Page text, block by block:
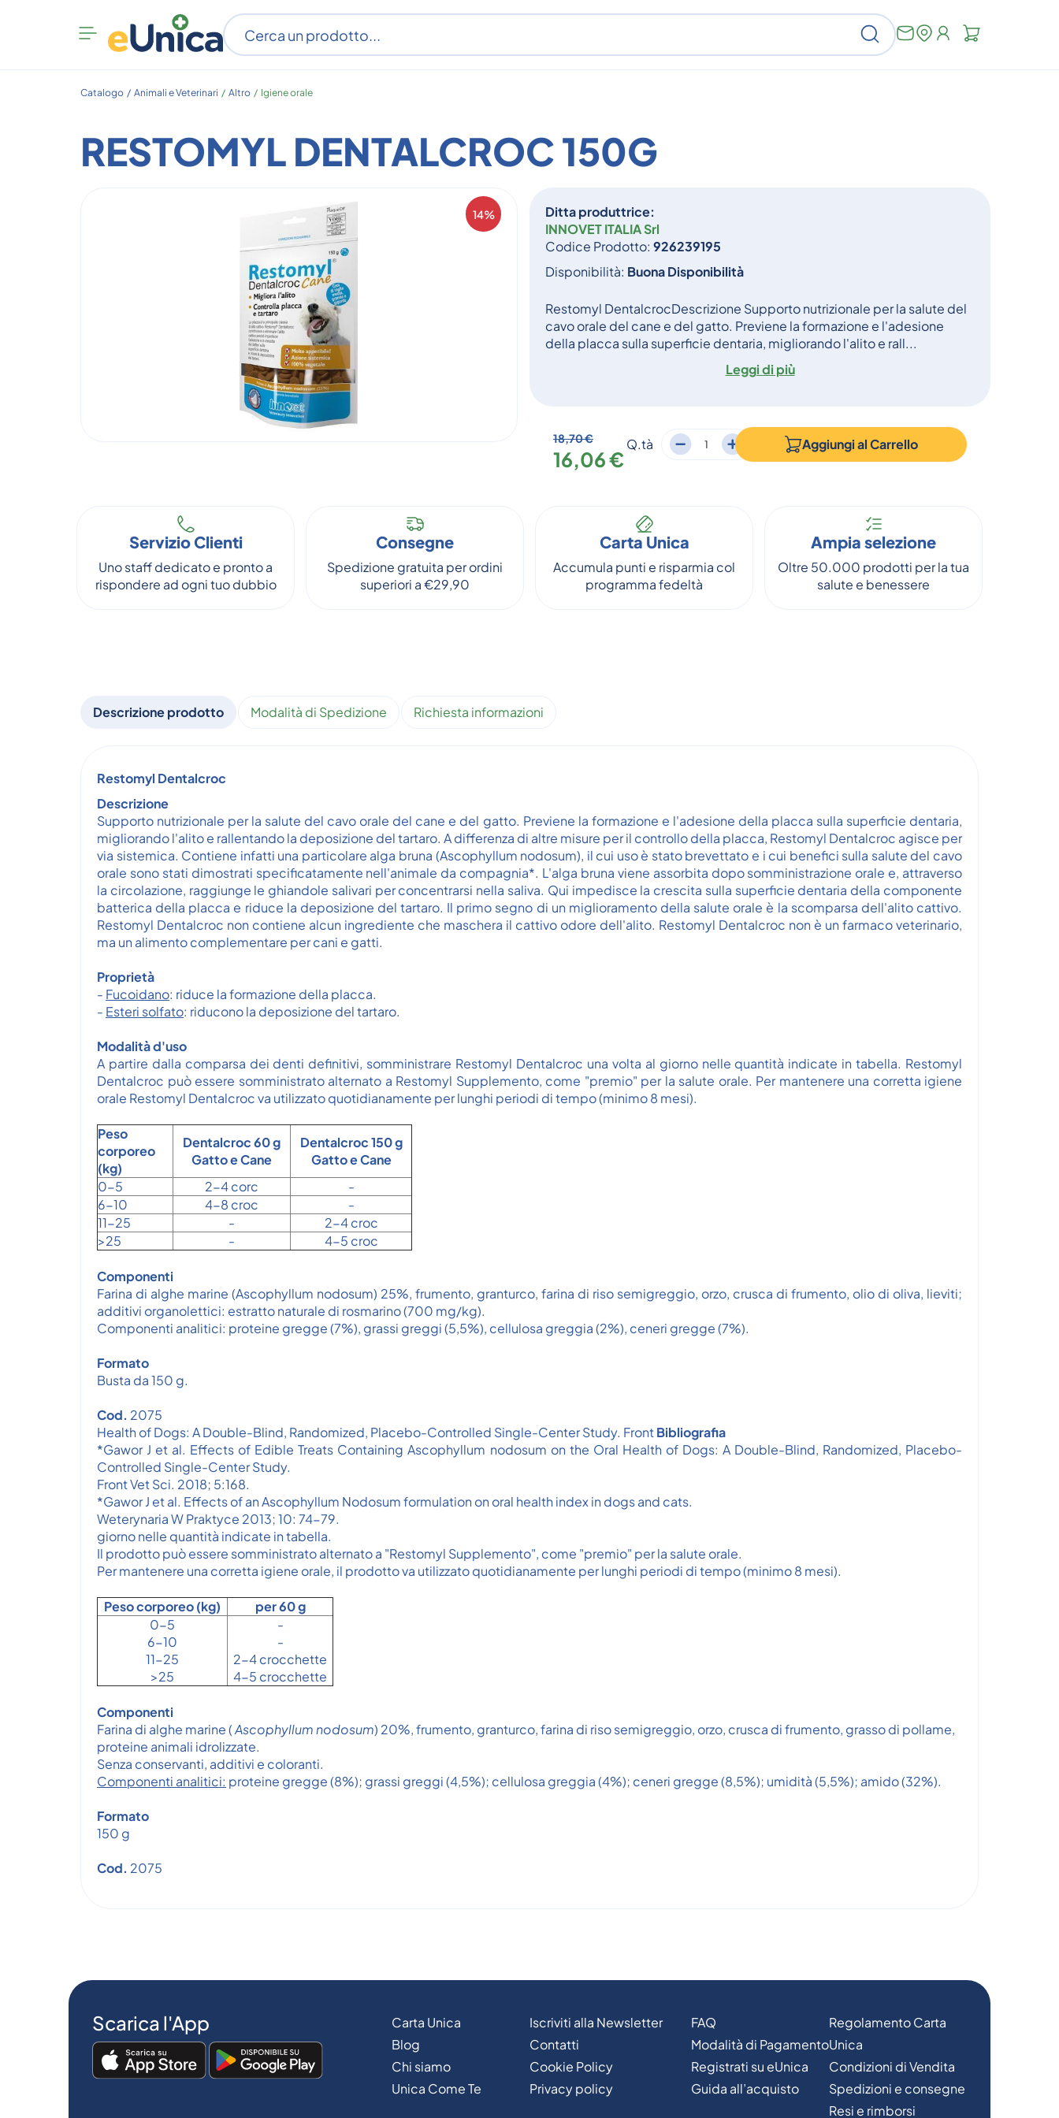
Apri
menu
Cerca
Catalogo / Animali e Veterinari / Altro / Igiene orale
RESTOMYL DENTALCROC 150G
14%
Ditta produttrice:
INNOVET ITALIA Srl
Codice Prodotto: 926239195
Disponibilità: Buona Disponibilità
Restomyl DentalcrocDescrizione Supporto nutrizionale per la salute del
cavo orale del cane e del gatto. Previene la formazione e l'adesione
della placca sulla superficie dentaria, migliorando l'alito e rall...
Leggi di più
18,70 €
16,06 €
Q.tà Aggiungi alCarrello
Servizio Clienti
Uno staff dedicato e pronto a
rispondere ad ogni tuo dubbio
Consegne
Spedizione gratuita per ordini
superiori a €29,90
Carta Unica
Accumula punti e risparmia col
programma fedeltà
Ampia selezione
Oltre 50.000 prodotti per la tua
salute e benessere
Descrizione prodotto Modalità di Spedizione Richiesta informazioni
Restomyl Dentalcroc
Descrizione
Supporto nutrizionale per la salute del cavo orale del cane e del gatto. Previene la formazione e l'adesione della placca sulla superficie dentaria,
migliorando l'alito e rallentando la deposizione del tartaro. A differenza di altre misure per il controllo della placca, Restomyl Dentalcroc agisce per
via sistemica. Contiene infatti una particolare alga bruna (Ascophyllum nodosum), il cui uso è stato brevettato e i cui benefici sulla salute del cavo
orale sono stati dimostrati specificatamente nell'animale da compagnia*. L'alga bruna viene assorbita dopo somministrazione orale e, attraverso
la circolazione, raggiunge le ghiandole salivari per concentrarsi nella saliva. Qui impedisce la crescita sulla superficie dentaria della componente
batterica della placca e riduce la deposizione del tartaro. Il primo segno di un miglioramento della salute orale è la scomparsa dell'alito cattivo.
Restomyl Dentalcroc non contiene alcun ingrediente che maschera il cattivo odore dell'alito. Restomyl Dentalcroc non è un farmaco veterinario,
ma un alimento complementare per cani e gatti.
Proprietà
- Fucoidano: riduce la formazione della placca.
- Esteri solfato: riducono la deposizione del tartaro.
Modalità d'uso
A partire dalla comparsa dei denti definitivi, somministrare Restomyl Dentalcroc una volta al giorno nelle quantità indicate in tabella. Restomyl
Dentalcroc può essere somministrato alternato a Restomyl Supplemento, come "premio" per la salute orale. Per mantenere una corretta igiene
orale Restomyl Dentalcroc va utilizzato quotidianamente per lunghi periodi di tempo (minimo 8 mesi).
Peso
corporeo
(kg)
Dentalcroc 60 g
Gatto e Cane
Dentalcroc 150 g
Gatto e Cane
0-5
2-4 corc
-
6-10
4-8 croc
-
11-25
-
2-4 croc
>25
- 4-5 croc
Componenti
Farina di alghe marine (Ascophyllum nodosum) 25%, frumento, granturco, farina di riso semigreggio, orzo, crusca di frumento, olio di oliva, lieviti;
additivi organolettici: estratto naturale di rosmarino (700 mg/kg).
Componenti analitici: proteine gregge (7%), grassi greggi (5,5%), cellulosa greggia (2%), ceneri gregge (7%).
Formato
Busta da 150 g.
Cod. 2075
Health of Dogs: A Double-Blind, Randomized, Placebo-Controlled Single-Center Study. FrontBibliografia
*Gawor J et al. Effects of Edible Treats Containing Ascophyllum nodosum on the Oral Health of Dogs: A Double-Blind, Randomized, Placebo-
Controlled Single-Center Study.
Front Vet Sci. 2018; 5:168.
*Gawor J et al. Effects of an Ascophyllum Nodosum formulation on oral health index in dogs and cats.
Weterynaria W Praktyce 2013; 10: 74-79.
giorno nelle quantità indicate in tabella.
Il prodotto può essere somministrato alternato a "Restomyl Supplemento", come "premio" per la salute orale.
Per mantenere una corretta igiene orale, il prodotto va utilizzato quotidianamente per lunghi periodi di tempo (minimo 8 mesi).
Peso corporeo (kg)
per 60 g
0-5
6-10
11-25
>25
-
-
2-4 crocchette
4-5 crocchette
Componenti
Farina di alghe marine (Ascophyllum nodosum) 20%, frumento, granturco, farina di riso semigreggio, orzo, crusca di frumento, grasso di pollame,
proteine animali idrolizzate.
Senza conservanti, additivi e coloranti.
Componenti analitici: proteine gregge (8%); grassi greggi (4,5%); cellulosa greggia (4%); ceneri gregge (8,5%); umidità (5,5%); amido (32%).
Formato
150 g
Cod. 2075
Scarica l'App
Carta Unica
Blog
Chi siamo
Unica Come Te
Iscriviti alla Newsletter
Contatti
Cookie Policy
Privacy policy
FAQ
Modalità di Pagamento
Registrati su eUnica
Guida all’acquisto
Regolamento Carta
Unica
Condizioni di Vendita
Spedizioni e consegne
Resi e rimborsi